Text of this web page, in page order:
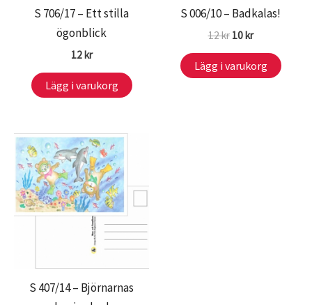
S 706/17 – Ett stilla
ögonblick
12 kr
Lägg i varukorg
S 006/10 – Badkalas!
12kr Det
priset
10 krDet
priset
är:
Lägg i varukorg
S 407/14 – Björnarnas